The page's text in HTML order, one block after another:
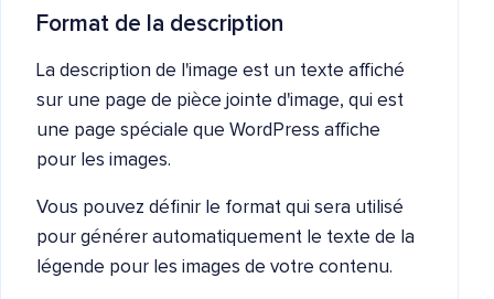
Format de la description
La description de l'image est un texte affiché
sur une page de pièce jointe d'image, qui est
une page spéciale que WordPress affiche
pour les images.
Vous pouvez définir le format qui sera utilisé
pour générer automatiquement le texte de la
légende pour les images de votre contenu.